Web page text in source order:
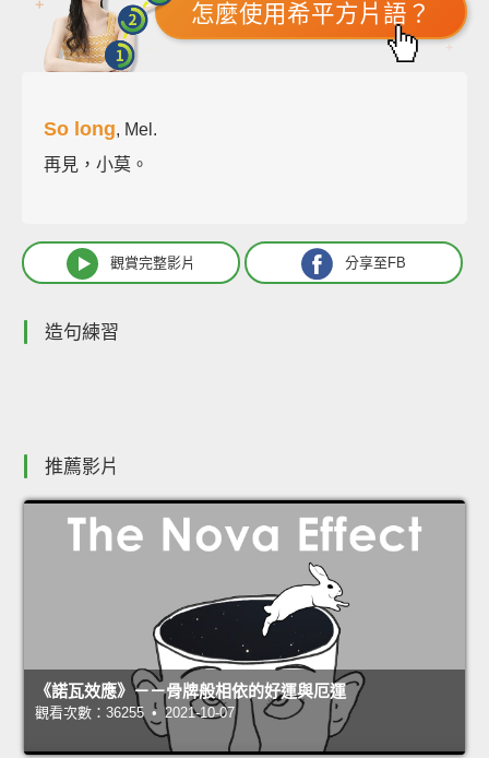
怎麼使用希平方片語？
So long, Mel.
再見，小莫。
觀賞完整影片 分享至FB
造句練習
推薦影片
《諾瓦效應》－－骨牌般相依的好運與厄運
觀看次數：36255 • 2021-10-07